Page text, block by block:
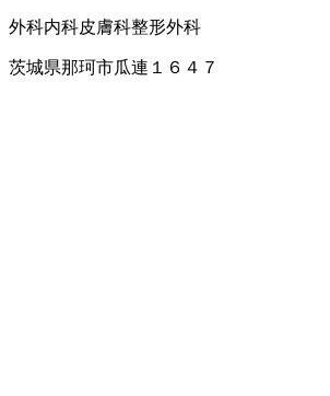
外科内科皮膚科整形外科
茨城県那珂市瓜連１６４７